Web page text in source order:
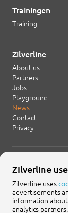
Trainingen
Training
Zilverline
About us
Partners
Jobs
Playground
News
Contact
Privacy
Cruquiusweg
1019 AG
Zilverline
Zilverline uses
advertisements
information
analytics